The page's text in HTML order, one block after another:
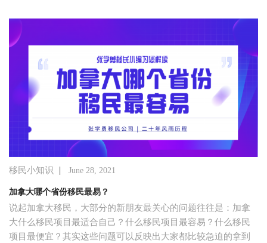
移民小知识 | June 28, 2021
加拿大哪个省份移民最易？
说起加拿大移民，大部分的新朋友最关心的问题往往是：加拿
大什么移民项目最适合自己？什么移民项目最容易？什么移民
项目最便宜？其实这些问题可以反映出大家都比较急迫的拿到